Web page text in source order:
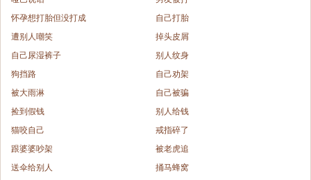
怀孕想打胎但没打成
自己打胎
遭别人嘲笑
掉头皮屑
自己尿湿裤子
别人纹身
狗挡路
自己劝架
被大雨淋
自己被骗
捡到假钱
别人给钱
猫咬自己
戒指碎了
跟婆婆吵架
被老虎追
送伞给别人
捅马蜂窝